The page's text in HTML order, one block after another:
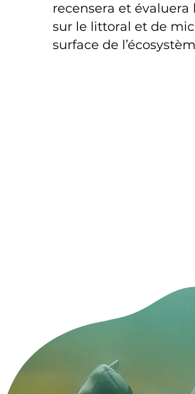
recensera et
sur le littoral et de
surface de